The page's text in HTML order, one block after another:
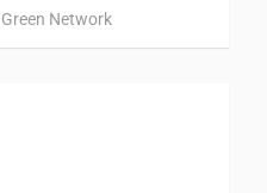
Green Network